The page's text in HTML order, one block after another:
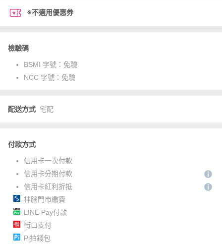
※不適用優惠券
檢驗碼
BSMI 字號： 免驗
NCC 字號： 免驗
配送方式 宅配
付款方式
信用卡一次付款
信用卡分期付款
信用卡紅利折抵
神腦門市繳費
LINE Pay付款
街口支付
Pi拍錢包